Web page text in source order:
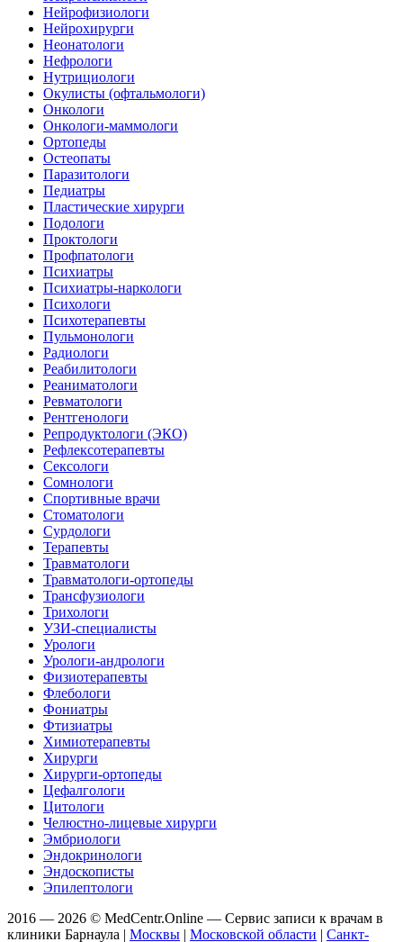
Нейрофизиологи
Нейрохирурги
Неонатологи
Нефрологи
Нутрициологи
Окулисты (офтальмологи)
Онкологи
Онкологи-маммологи
Ортопеды
Остеопаты
Паразитологи
Педиатры
Пластические хирурги
Подологи
Проктологи
Профпатологи
Психиатры
Психиатры-наркологи
Психологи
Психотерапевты
Пульмонологи
Радиологи
Реабилитологи
Реаниматологи
Ревматологи
Рентгенологи
Репродуктологи (ЭКО)
Рефлексотерапевты
Сексологи
Сомнологи
Спортивные врачи
Стоматологи
Сурдологи
Терапевты
Травматологи
Травматологи-ортопеды
Трансфузиологи
Трихологи
УЗИ-специалисты
Урологи
Урологи-андрологи
Физиотерапевты
Флебологи
Фониатры
Фтизиатры
Химиотерапевты
Хирурги
Хирурги-ортопеды
Цефалгологи
Цитологи
Челюстно-лицевые хирурги
Эмбриологи
Эндокринологи
Эндоскописты
Эпилептологи
2016 — 2026 © MedCentr.Online — Сервис записи к врачам в
клиники Барнаула | Москвы | Московской области | Санкт-